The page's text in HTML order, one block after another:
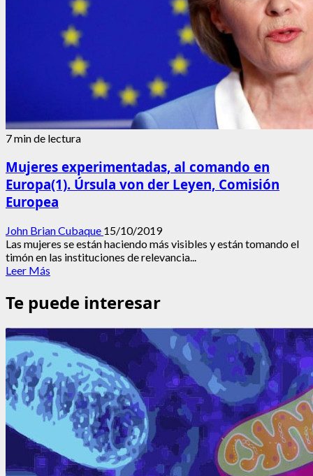
7 min de lectura
Mujeres experimentadas, al comando en
Europa(1). Úrsula von der Leyen, Comisión
Europea
John Brian Cubaque 15/10/2019
Las mujeres se están haciendo más visibles y están tomando el
timón en las instituciones de relevancia...
Leer Más
acerca
de
experimentadas,
al
comando
en
Europa(1).
Úrsula
von
der
Leyen,
Comisión
Europea
Te puede interesar